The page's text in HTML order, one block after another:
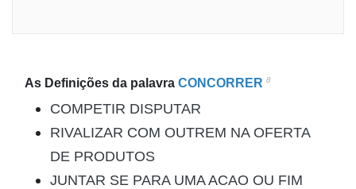
As Definições da palavra CONCORRER 8
COMPETIR DISPUTAR
RIVALIZAR COM OUTREM NA OFERTA
DE PRODUTOS
JUNTAR SE PARA UMA ACAO OU FIM